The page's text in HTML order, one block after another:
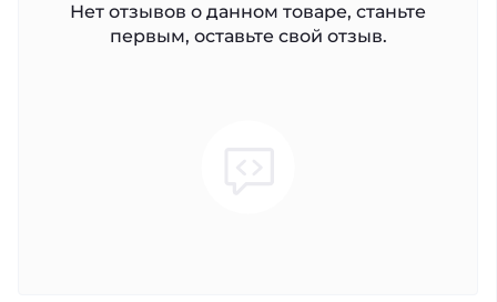
Нет отзывов о данном товаре, станьте
первым, оставьте свой отзыв.